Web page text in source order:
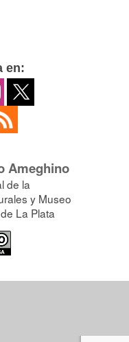
en:
Ameghino
de la
y Museo
La Plata